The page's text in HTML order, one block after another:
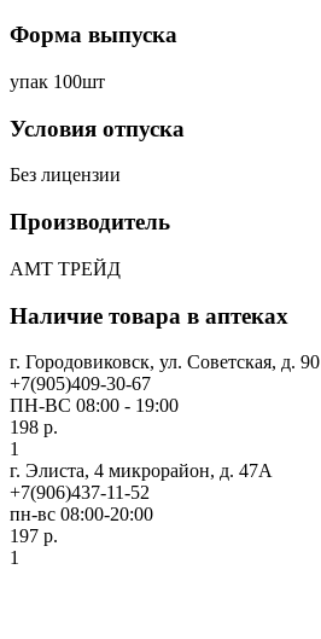
Форма выпуска
упак 100шт
Условия отпуска
Без лицензии
Производитель
АМТ ТРЕЙД
Наличие товара в аптеках
г. Городовиковск, ул. Советская, д. 90
+7(905)409-30-67
ПН-ВС 08:00 - 19:00
198 р.
1
г. Элиста, 4 микрорайон, д. 47А
+7(906)437-11-52
пн-вс 08:00-20:00
197 р.
1